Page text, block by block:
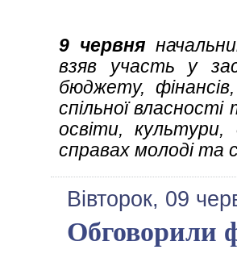
9 червня
взяв участь у
бюджету,
спільної
освіти, культури,
справах молоді та
Вівторок, 09
Обговорили